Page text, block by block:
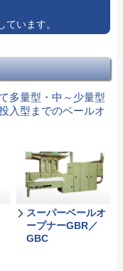
います。
多量型・中～少量型
入型までのベールオ
スーパーベールオ
ープナーGBR／
GBC